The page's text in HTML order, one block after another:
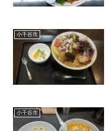
小千谷市
小千谷市